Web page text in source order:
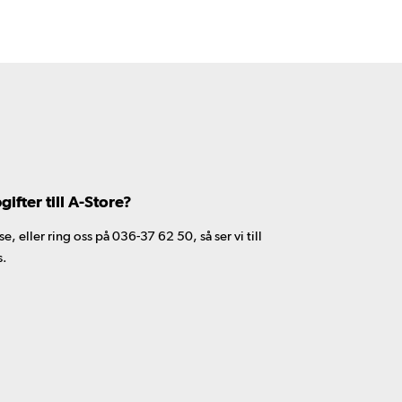
till A-Store?
eller ring oss på 036-37 62 50, så ser vi till